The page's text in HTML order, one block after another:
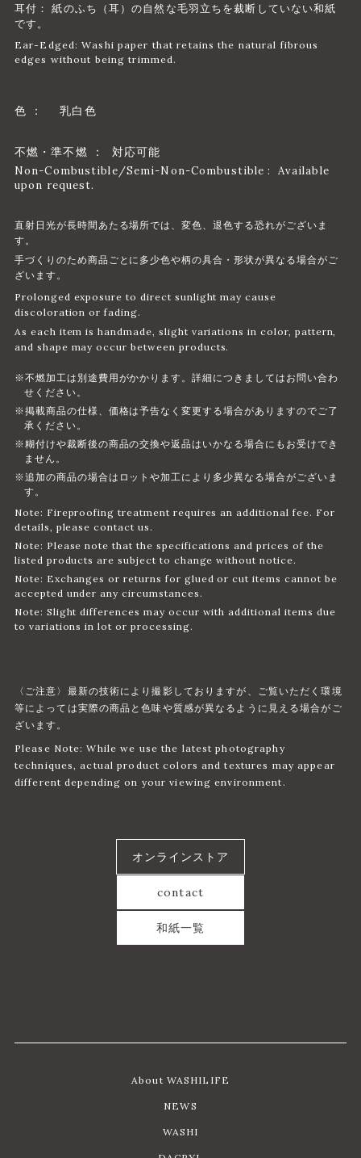
耳付： 紙のふち（耳）の自然な毛羽立ちを裁断していない和紙
です。
Ear-Edged: Washi paper that retains the natural fibrous
edges without being trimmed.
色 ： 乳白色
不燃・準不燃 ： 対応可能
Non-Combustible/Semi-Non-Combustible : Available
upon request.
直射日光が長時間あたる場所では、変色、退色する恐れがございま
す。
手づくりのため商品ごとに多少色や柄の具合・形状が異なる場合がご
ざいます。
Prolonged exposure to direct sunlight may cause
discoloration or fading.
As each item is handmade, slight variations in color, pattern,
and shape may occur between products.
※不燃加工は別途費用がかかります。詳細につきましてはお問い合わ
せください。
※掲載商品の仕様、価格は予告なく変更する場合がありますのでご了
承ください。
※糊付けや裁断後の商品の交換や返品はいかなる場合にもお受けでき
ません。
※追加の商品の場合はロットや加工により多少異なる場合がございま
す。
Note: Fireproofing treatment requires an additional fee. For
details, please contact us.
Note: Please note that the specifications and prices of the
listed products are subject to change without notice.
Note: Exchanges or returns for glued or cut items cannot be
accepted under any circumstances.
Note: Slight differences may occur with additional items due
to variations in lot or processing.
〈ご注意〉最新の技術により撮影しておりますが、ご覧いただく環境
等によっては実際の商品と色味や質感が異なるように見える場合がご
ざいます。
Please Note: While we use the latest photography
techniques, actual product colors and textures may appear
different depending on your viewing environment.
和紙一覧
オンラインストア
contact
About WASHILIFE
NEWS
WASHI